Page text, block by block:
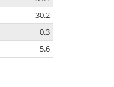
30.2
0.3
5.6